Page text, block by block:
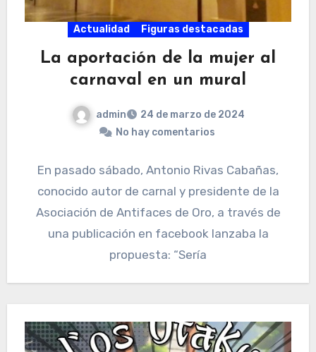
Actualidad Figuras destacadas
La aportación de la mujer al
carnaval en un mural
admin
24 de marzo de 2024
No hay comentarios
En pasado sábado, Antonio Rivas Cabañas,
conocido autor de carnal y presidente de la
Asociación de Antifaces de Oro, a través de
una publicación en facebook lanzaba la
propuesta: “Sería